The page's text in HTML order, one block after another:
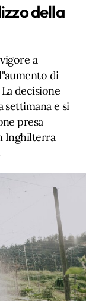
della
a
di
decisione
settimana e si
presa
Inghilterra